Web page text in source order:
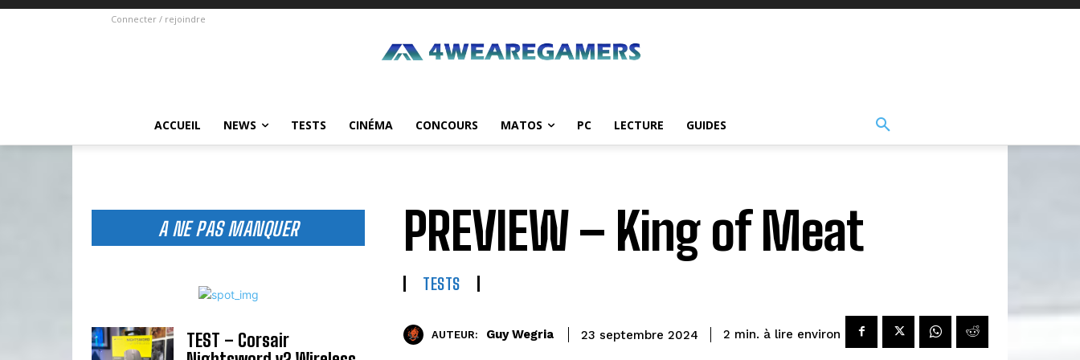
Connecter / rejoindre
ACCUEIL NEWS TESTS CINÉMA CONCOURS MATOS PC LECTURE GUIDES
A NE PAS MANQUER
TEST – Corsair
PREVIEW – King of Meat
TESTS
AUTEUR: Guy Wegria 23 septembre 2024 2 min. à lire environ